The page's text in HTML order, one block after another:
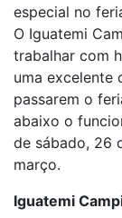
especial no
O Iguatemi
trabalhar com
uma excelente
passarem o
abaixo o
de sábado, 26
março.
Iguatemi